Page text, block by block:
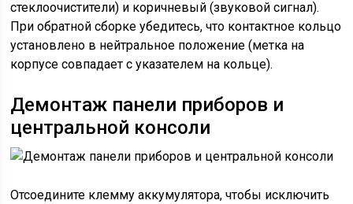
стеклоочистители) и коричневый (звуковой сигнал).
При обратной сборке убедитесь, что контактное кольцо
установлено в нейтральное положение (метка на
корпусе совпадает с указателем на кольце).
Демонтаж панели приборов и
центральной консоли
Отсоедините клемму аккумулятора, чтобы исключить